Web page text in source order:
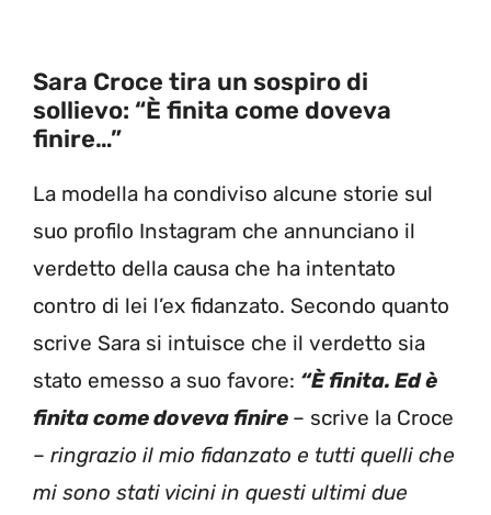
Sara Croce tira un sospiro di
sollievo: “È finita come doveva
finire…”
La modella ha condiviso alcune storie sul
suo profilo Instagram che annunciano il
verdetto della causa che ha intentato
contro di lei l’ex fidanzato. Secondo quanto
scrive Sara si intuisce che il verdetto sia
stato emesso a suo favore: “È finita. Ed è
finita come doveva finire – scrive la Croce
– ringrazio il mio fidanzato e tutti quelli che
mi sono stati vicini in questi ultimi due